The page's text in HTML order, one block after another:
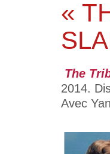
«
The
2014.
Avec